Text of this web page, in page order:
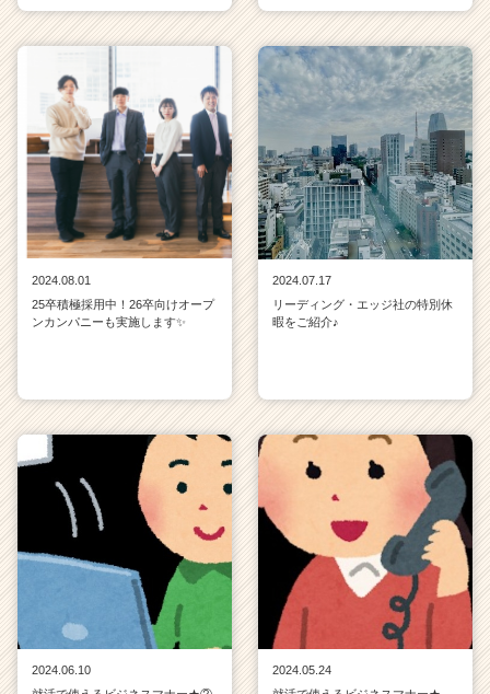
2024.08.01
25卒積極採用中！26卒向けオープ
ンカンパニーも実施します✨
2024.07.17
リーディング・エッジ社の特別休
暇をご紹介♪
2024.06.10
2024.05.24